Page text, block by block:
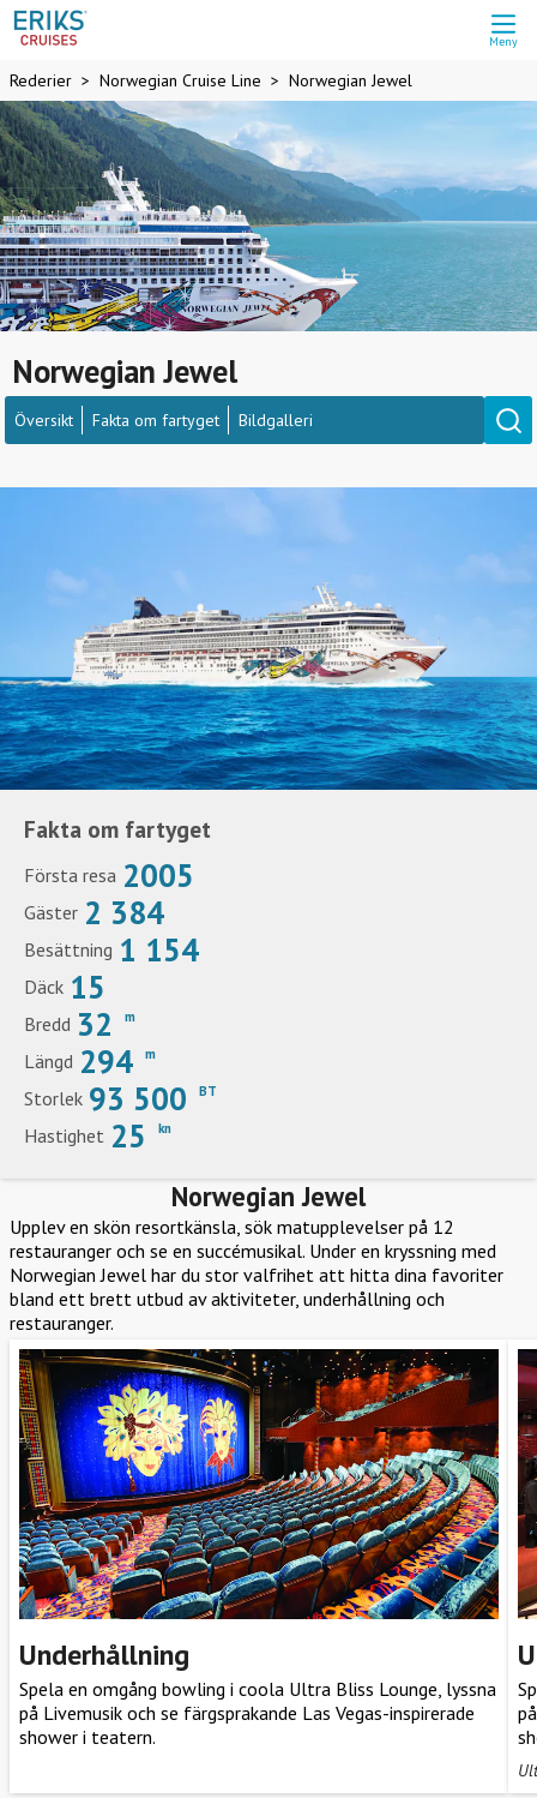
Meny
Rederier Norwegian Cruise Line Norwegian Jewel
Norwegian Jewel
Översikt Fakta om fartyget Bildgalleri
Fakta om fartyget
Första resa 2005
Gäster 2 384
Besättning 1 154
Däck 15
Bredd 32 m
Längd 294 m
Storlek 93 500 BT
Hastighet 25 kn
Norwegian Jewel
Upplev en skön resortkänsla, sök matupplevelser på 12
restauranger och se en succémusikal. Under en kryssning med
Norwegian Jewel har du stor valfrihet att hitta dina favoriter
bland ett brett utbud av aktiviteter, underhållning och
restauranger.
Underhållning
Spela en omgång bowling i coola Ultra Bliss Lounge, lyssna
på Livemusik och se färgsprakande Las Vegas-inspirerade
shower i teatern.